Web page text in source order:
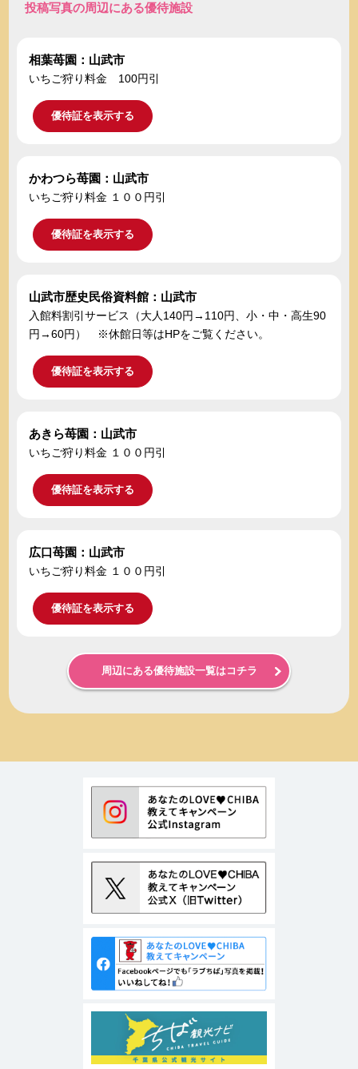
投稿写真の周辺にある優待施設
相葉苺園：山武市
いちご狩り料金 100円引
優待証を表示する
かわつら苺園：山武市
いちご狩り料金 １００円引
優待証を表示する
山武市歴史民俗資料館：山武市
入館料割引サービス（大人140円→110円、小・中・高生90
円→60円） ※休館日等はHPをご覧ください。
優待証を表示する
あきら苺園：山武市
いちご狩り料金 １００円引
優待証を表示する
広口苺園：山武市
いちご狩り料金 １００円引
優待証を表示する
周辺にある優待施設一覧はコチラ